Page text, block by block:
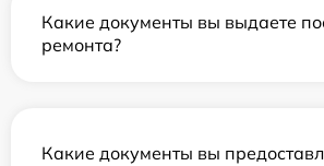
Какие документы вы выдаете
ремонта?
Какие документы вы